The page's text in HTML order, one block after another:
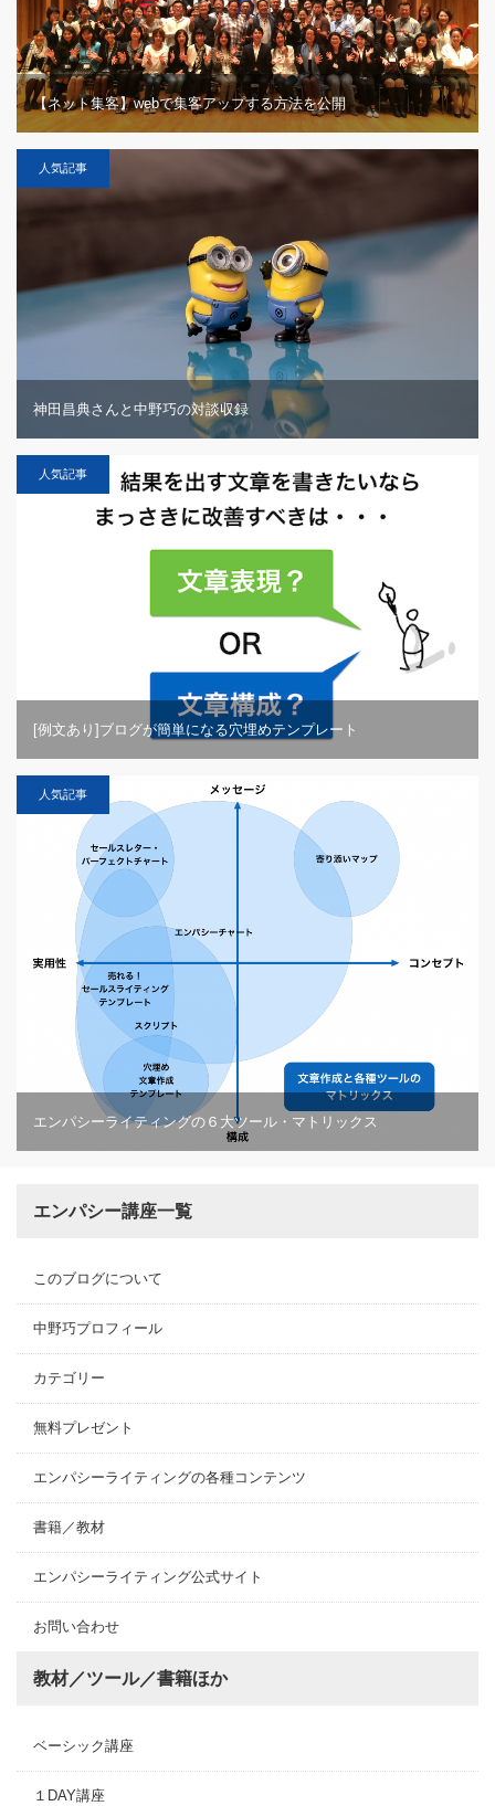
【ネット集客】webで集客アップする方法を公開
人気記事
神田昌典さんと中野巧の対談収録
人気記事
[例文あり]ブログが簡単になる穴埋めテンプレート
人気記事
エンパシーライティングの６大ツール・マトリックス
エンパシー講座一覧
このブログについて
中野巧プロフィール
カテゴリー
無料プレゼント
エンパシーライティングの各種コンテンツ
書籍／教材
エンパシーライティング公式サイト
お問い合わせ
教材／ツール／書籍ほか
ベーシック講座
１DAY講座